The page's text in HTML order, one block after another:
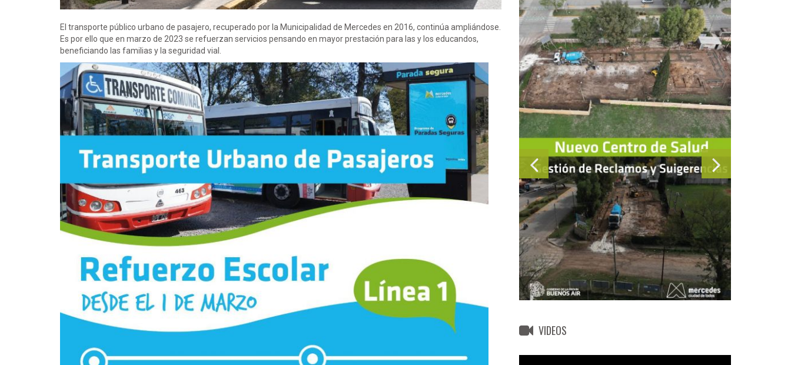
El transporte público urbano de pasajero, recuperado por la Municipalidad de Mercedes en 2016, continúa ampliándose.
Es por ello que en marzo de 2023 se refuerzan servicios pensando en mayor prestación para las y los educandos,
beneficiando las familias y la seguridad vial.
VIDEOS